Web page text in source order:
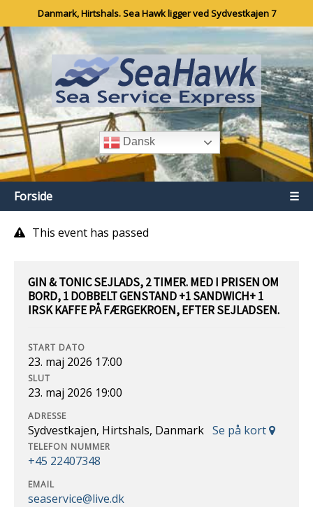
Danmark, Hirtshals. Sea Hawk ligger ved Sydvestkajen 7
Dansk
Forside ☰
This event has passed
GIN & TONIC SEJLADS, 2 TIMER. MED I PRISEN OM
BORD, 1 DOBBELT GENSTAND +1 SANDWICH+ 1
IRSK KAFFE PÅ FÆRGEKROEN, EFTER SEJLADSEN.
START DATO
23. maj 2026 17:00
SLUT
23. maj 2026 19:00
ADRESSE
Sydvestkajen, Hirtshals, Danmark Se på kort
TELEFON NUMMER
+45 22407348
EMAIL
seaservice@live.dk